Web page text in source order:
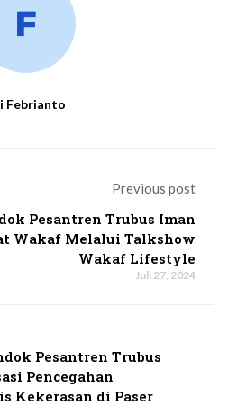
Febrianto
Previous post
Pesantren Trubus Iman
Wakaf Melalui Talkshow
Wakaf Lifestyle
Juli 27, 2024
Pesantren Trubus
Pencegahan
Kekerasan di Paser